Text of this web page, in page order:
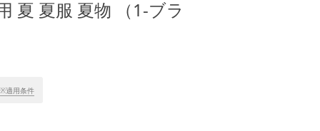
夏 夏服 夏物 （1-ブラ
※適用条件